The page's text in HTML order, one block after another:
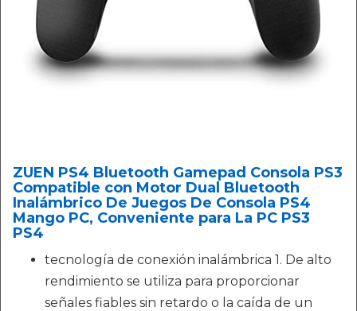
ZUEN PS4 Bluetooth Gamepad Consola PS3
Compatible con Motor Dual Bluetooth
Inalámbrico De Juegos De Consola PS4
Mango PC, Conveniente para La PC PS3
PS4
tecnología de conexión inalámbrica 1. De alto
rendimiento se utiliza para proporcionar
señales fiables sin retardo o la caída de un